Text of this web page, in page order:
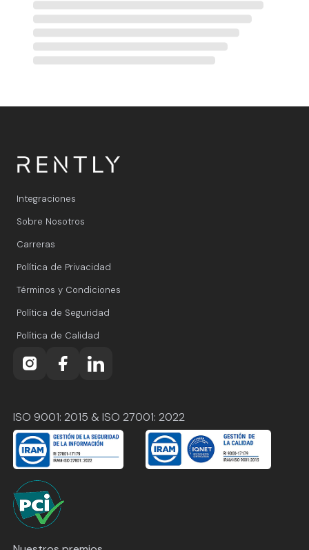
Integraciones
Sobre Nosotros
Carreras
Política de Privacidad
Términos y Condiciones
Política de Seguridad
Política de Calidad
ISO 9001: 2015 & ISO 27001: 2022